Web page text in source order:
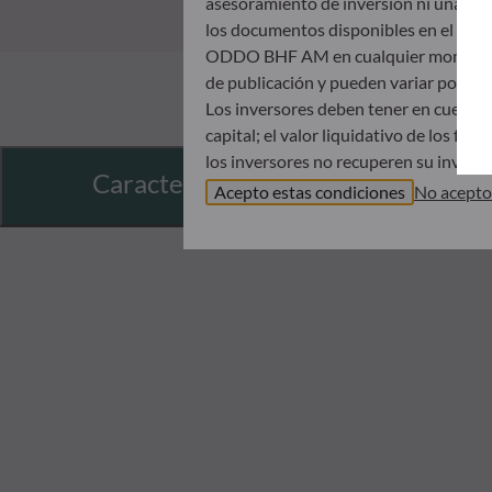
Características
los documentos disponibles en el
ODDO BHF AM en cualquier
de publicación y pueden variar
Los inversores deben tener en
capital; el valor liquidativo de los
los inversores no recuperen su
Antes de suscribir un fondo, se
Los valores liquidativos que se
registrado en la notificación de
Acepto estas condiciones No